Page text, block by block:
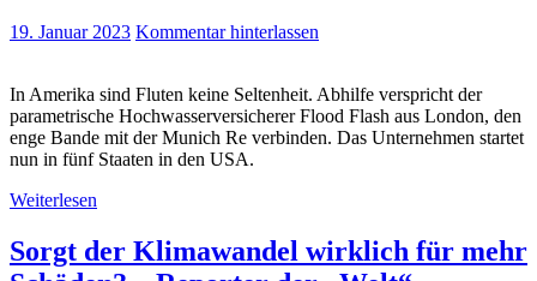
19. Januar 2023 Kommentar hinterlassen
In Amerika sind Fluten keine Seltenheit. Abhilfe verspricht der
parametrische Hochwasserversicherer Flood Flash aus London, den
enge Bande mit der Munich Re verbinden. Das Unternehmen startet
nun in fünf Staaten in den USA.
Weiterlesen
Sorgt der Klimawandel wirklich für mehr